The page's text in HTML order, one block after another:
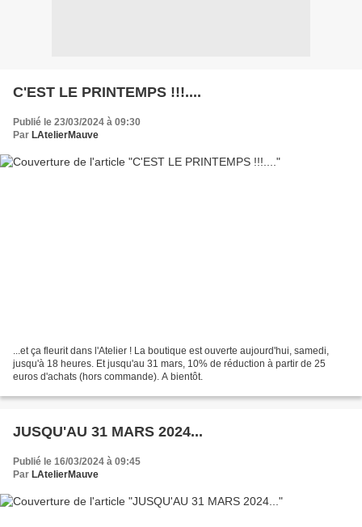
C'EST LE PRINTEMPS !!!....
Publié le 23/03/2024 à 09:30
Par LAtelierMauve
...et ça fleurit dans l'Atelier ! La boutique est ouverte aujourd'hui, samedi,
jusqu'à 18 heures. Et jusqu'au 31 mars, 10% de réduction à partir de 25
euros d'achats (hors commande). A bientôt.
JUSQU'AU 31 MARS 2024...
Publié le 16/03/2024 à 09:45
Par LAtelierMauve